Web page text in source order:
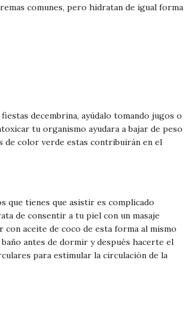
comunes, pero hidratan de igual forma
decembrina, ayúdalo tomando jugos o
tu organismo ayudara a bajar de peso
de color verde estas contribuirán en el
que tienes que asistir es complicado
de consentir a tu piel con un masaje
aceite de coco de esta forma al mismo
antes de dormir y después hacerte el
para estimular la circulación de la